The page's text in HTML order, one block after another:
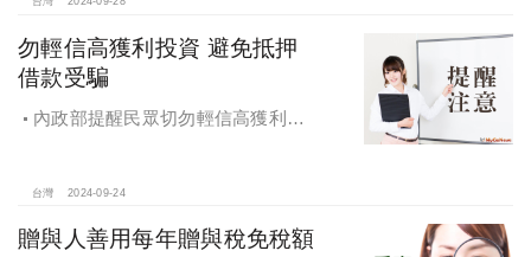
得稅
勿輕信高獲利投資 避免抵押
借款受騙
內政部提醒民眾切勿輕信高獲利投
台灣 2024-09-24
贈與人善用每年贈與稅免稅額